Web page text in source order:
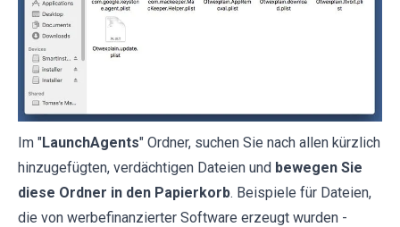
Im "LaunchAgents" Ordner, suchen Sie nach allen kürzlich
hinzugefügten, verdächtigen Dateien und bewegen Sie
diese Ordner in den Papierkorb. Beispiele für Dateien,
die von werbefinanzierter Software erzeugt wurden -